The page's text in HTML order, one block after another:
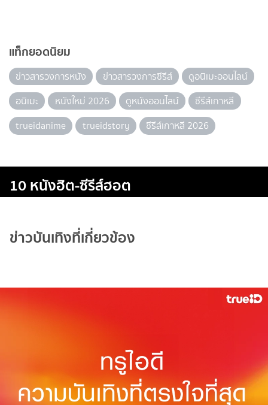
แท็กยอดนิยม
ข่าวสารวงการหนัง ข่าวสารวงการซีรีส์
ดูอนิเมะออนไลน์
อนิเมะ
หนังใหม่ 2026 ดูหนังออนไลน์
ซีรีส์เกาหลี
trueidanime
trueidstory ซีรีส์เกาหลี 2026
10 หนังฮิต-ซีรีส์ฮอต
ข่าวบันเทิงที่เกี่ยวข้อง